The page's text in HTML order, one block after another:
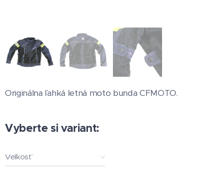
Originálna ľahká letná moto bunda CFMOTO.
Vyberte si variant:
Veľkosť